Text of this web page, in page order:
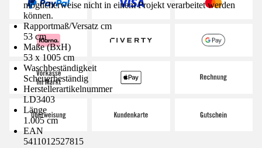
möglicherweise nicht in einem Projekt verarbeitet werden
können.
Rapportmaß/Versatz cm
53 cm
Maße (BxH)
53 x 1005 cm
Waschbeständigkeit
Scheuerbeständig
Herstellerartikelnummer
LD3403
Länge
1.005 cm
EAN
5411012527815